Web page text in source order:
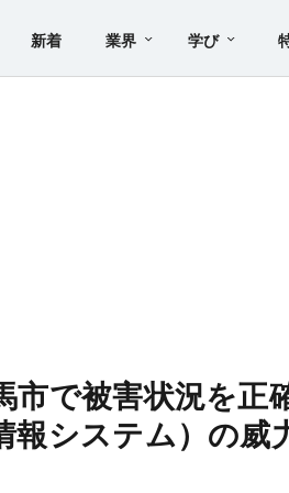
新着 業界 学び
市で被害状況を正
報システム）の威